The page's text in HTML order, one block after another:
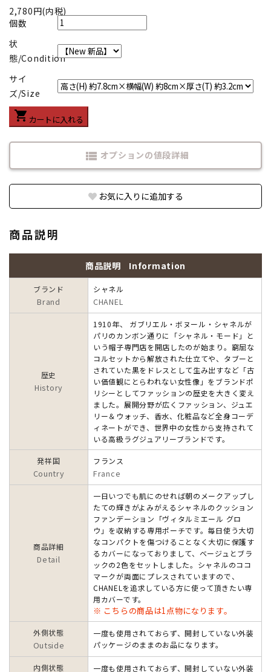
2,780円(内税)
個数
状
態/Condition
サイ
ズ/Size
shopping_cart カートに入れる
view_list オプションの値段詳細
お気に入りに追加する
商品説明
商品説明 Information
ブランド
Brand
シャネル
CHANEL
歴史
History
1910年、 ガブリエル・ボヌール・シャネルが
パリのカンボン通りに「シャネル・モード」と
いう帽子専門店を開店したのが始まり。窮屈な
コルセットから解放された仕立てや、タブーと
されていた黒をドレスとして生み出すなど「古
い価値観にとらわれない女性像」をブランドポ
リシーとしてファッションの歴史を大きく変え
ました。展開分野が広くファッション、ジュエ
リー＆ウォッチ、香水、化粧品など全身コーデ
ィネートができ、世界中の女性から支持されて
いる高級ラグジュアリーブランドです。
発祥国
Country
フランス
France
商品詳細
Detail
一日いつでも肌にのせれば朝のメークアップし
たての輝きがよみがえるシャネルのクッション
ファンデーション「ヴィタルミエール グロ
ウ」を収納する専用ポーチです。毎日使う大切
なコンパクトを傷つけることなく大切に保護す
るカバーになっておりまして、ベージュとブラ
ックの2色をセットしました。シャネルのココ
マークが両面にプレスされていますので、
CHANELを追求している方に使って頂きたい専
用カバーです。
※ こちらの商品は1点物になります。
外側状態
Outside
一度も使用されておらず、開封していない外装
パッケージのままのお品になります。
内側状態 一度も使用されておらず、開封していない外装